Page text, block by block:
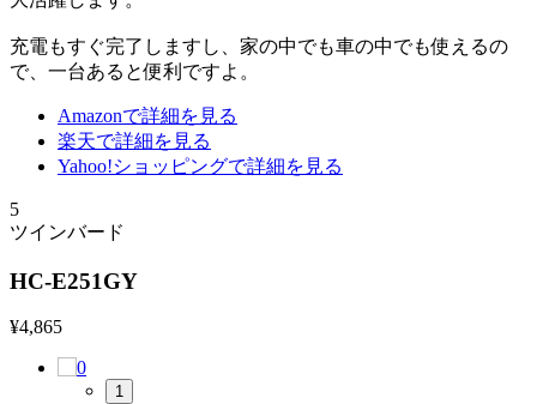
充電もすぐ完了しますし、家の中でも車の中でも使えるの
で、一台あると便利ですよ。
Amazonで詳細を見る
楽天で詳細を見る
Yahoo!ショッピングで詳細を見る
5
ツインバード
HC-E251GY
¥4,865
1